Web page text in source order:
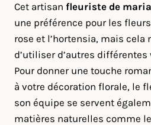
Cet artisan fleuriste de
une préférence pour les
rose et l’hortensia, mais cela
d’utiliser d’autres
Pour donner une touche
à votre décoration florale, le
son équipe se servent
matières naturelles comme